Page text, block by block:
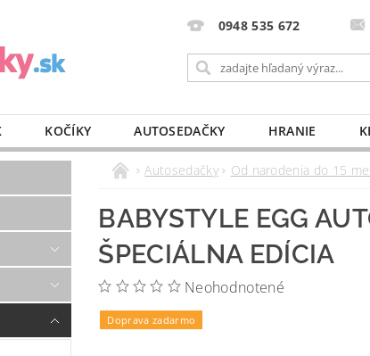
0948 535 672
KOČÍKY AUTOSEDAČKY HRANIE
VÝBAVA DO PÔRODNICE MLIEKO A VÝŽIVA
KONTAKT
Autosedačky Od narodenia do 15
BABYSTYLE EGG
ŠPECIÁLNA EDÍCIA
Neohodnotené
Doprava zadarmo